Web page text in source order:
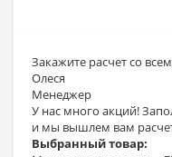
Закажите расчетсо
Олеся
Менеджер
У нас много акций!
и мы вышлем вам
Выбранный товар: